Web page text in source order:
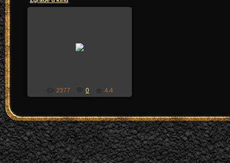
2377 0 4.4